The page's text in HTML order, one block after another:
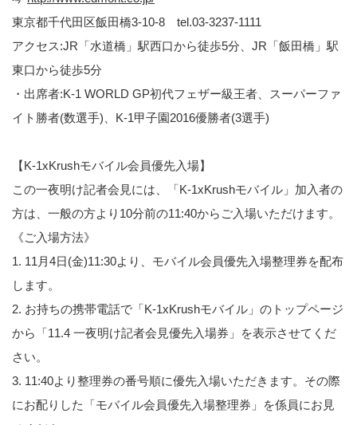
東京都千代田区飯田橋3-10-8 tel.03-3237-1111
アクセス:JR「水道橋」駅西口から徒歩5分、JR「飯田橋」駅
東口から徒歩5分
・出席者:K-1 WORLD GP初代フェザー級王者、スーパーファ
イト勝者(数選手)、K-1甲子園2016優勝者(3選手)
【K-1xKrushモバイル会員優先入場】
この一夜明け記者会見には、「K-1xKrushモバイル」加入者の
方は、一般の方より10分前の11:40からご入場いただけます。
《ご入場方法》
1. 11月4日(金)11:30より、モバイル会員優先入場整理券を配布
します。
2. お持ちの携帯電話で「K-1xKrushモバイル」のトップページ
から「11.4 一夜明け記者会見優先入場券」を表示させてくだ
さい。
3. 11:40より整理券の番号順に優先入場いただきます。その際
にお配りした「モバイル会員優先入場整理券」を係員にお見